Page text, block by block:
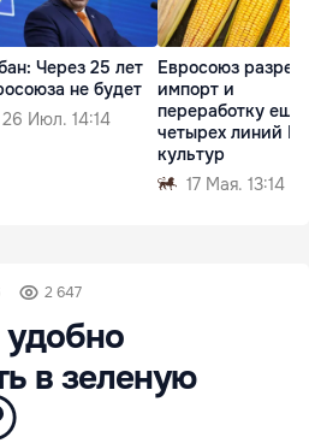
Через 25 лет
не будет
26 Июл. 14:14
Евросоюз
импорт и
переработку еще
четырех линий
культур
17 Мая. 13:14
2 647
в зеленую